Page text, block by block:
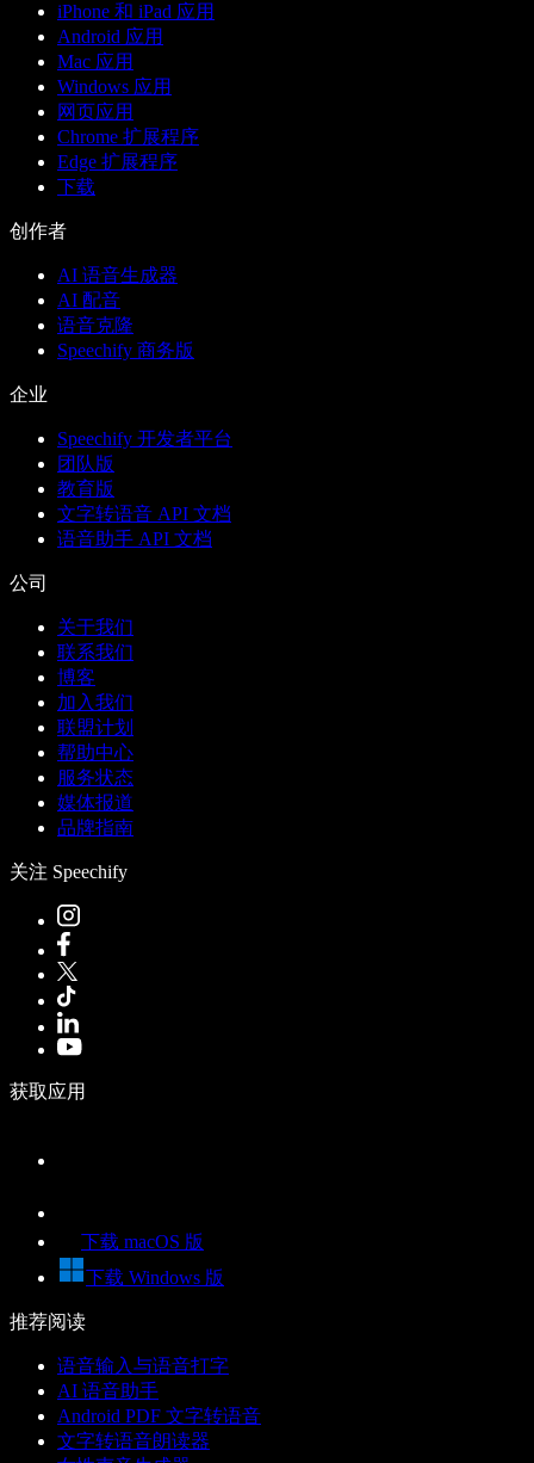
iPhone 和 iPad 应用
Android 应用
Mac 应用
Windows 应用
网页应用
Chrome 扩展程序
Edge 扩展程序
下载
创作者
AI 语音生成器
AI 配音
语音克隆
Speechify 商务版
企业
Speechify 开发者平台
团队版
教育版
文字转语音 API 文档
语音助手 API 文档
公司
关于我们
联系我们
博客
加入我们
联盟计划
帮助中心
服务状态
媒体报道
品牌指南
关注 Speechify
获取应用
下载 macOS 版
下载 Windows 版
推荐阅读
语音输入与语音打字
AI 语音助手
Android PDF 文字转语音
文字转语音朗读器